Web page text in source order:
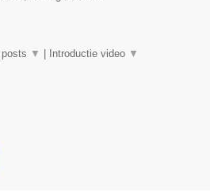
▼ Introductie video ▼